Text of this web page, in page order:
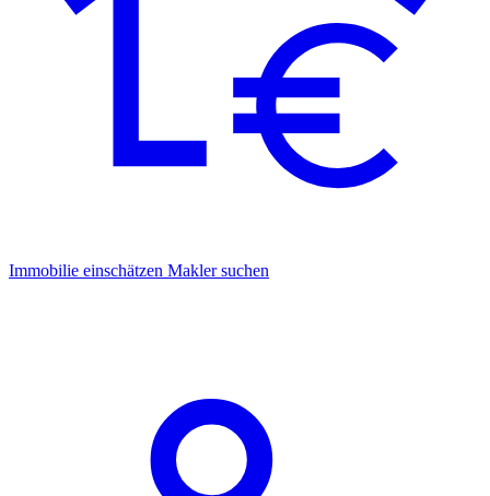
Immobilie einschätzen Makler suchen